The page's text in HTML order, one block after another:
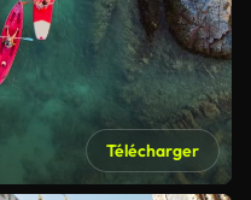
Télécharger